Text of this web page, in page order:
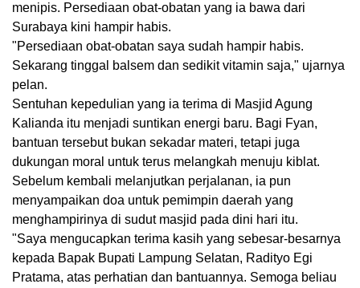
menipis. Persediaan obat-obatan yang ia bawa dari
Surabaya kini hampir habis.
"Persediaan obat-obatan saya sudah hampir habis.
Sekarang tinggal balsem dan sedikit vitamin saja," ujarnya
pelan.
Sentuhan kepedulian yang ia terima di Masjid Agung
Kalianda itu menjadi suntikan energi baru. Bagi Fyan,
bantuan tersebut bukan sekadar materi, tetapi juga
dukungan moral untuk terus melangkah menuju kiblat.
Sebelum kembali melanjutkan perjalanan, ia pun
menyampaikan doa untuk pemimpin daerah yang
menghampirinya di sudut masjid pada dini hari itu.
"Saya mengucapkan terima kasih yang sebesar-besarnya
kepada Bapak Bupati Lampung Selatan, Radityo Egi
Pratama, atas perhatian dan bantuannya. Semoga beliau